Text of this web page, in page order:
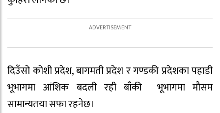
दिउँसो कोशी प्रदेश, बागमती प्रदेश र गण्डकी प्रदेशका पहाडी
भूभागमा आंशिक बदली रही बाँकी भूभागमा मौसम
सामान्यतया सफा रहनेछ।